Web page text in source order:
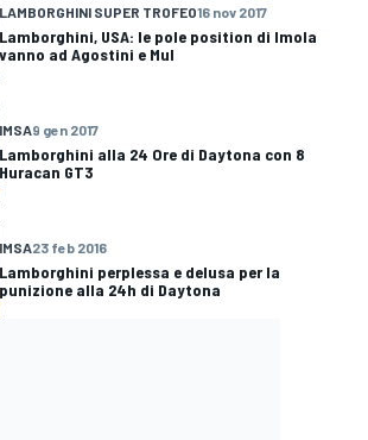
LAMBORGHINI SUPER TROFEO16 nov 2017
Lamborghini, USA: le pole position di Imola
vanno ad Agostini e Mul
IMSA9 gen 2017
Lamborghini alla 24 Ore di Daytona con 8
Huracan GT3
IMSA23 feb 2016
Lamborghini perplessa e delusa per la
punizione alla 24h di Daytona